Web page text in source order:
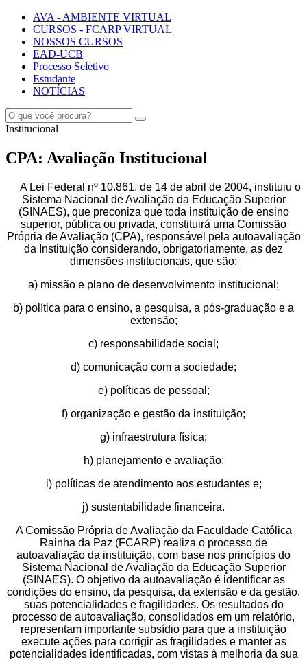
AVA - AMBIENTE VIRTUAL
CURSOS - FCARP VIRTUAL
NOSSOS CURSOS
EAD-UCB
Processo Seletivo
Estudante
NOTÍCIAS
Institucional
CPA: Avaliação Institucional
A Lei Federal nº 10.861, de 14 de abril de 2004, instituiu o
Sistema Nacional de Avaliação da Educação Superior
(SINAES), que preconiza que toda instituição de ensino
superior, pública ou privada, constituirá uma Comissão
Própria de Avaliação (CPA), responsável pela autoavaliação
da Instituição considerando, obrigatoriamente, as dez
dimensões institucionais, que são:
a) missão e plano de desenvolvimento institucional;
b) política para o ensino, a pesquisa, a pós-graduação e a
extensão;
c) responsabilidade social;
d) comunicação com a sociedade;
e) políticas de pessoal;
f) organização e gestão da instituição;
g) infraestrutura física;
h) planejamento e avaliação;
i) políticas de atendimento aos estudantes e;
j) sustentabilidade financeira.
A Comissão Própria de Avaliação da Faculdade Católica
Rainha da Paz (FCARP) realiza o processo de
autoavaliação da instituição, com base nos princípios do
Sistema Nacional de Avaliação da Educação Superior
(SINAES). O objetivo da autoavaliação é identificar as
condições do ensino, da pesquisa, da extensão e da gestão,
suas potencialidades e fragilidades. Os resultados do
processo de autoavaliação, consolidados em um relatório,
representam importante subsídio para que a instituição
execute ações para corrigir as fragilidades e manter as
potencialidades identificadas, com vistas à melhoria da sua